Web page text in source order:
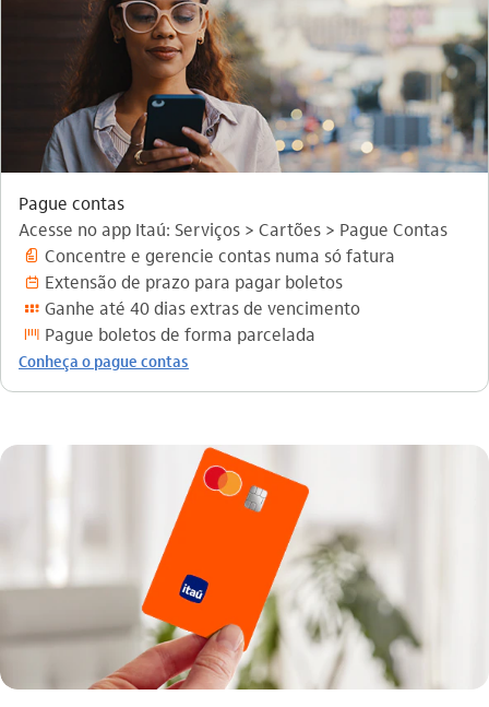
Pague contas
Acesse no app Itaú: Serviços > Cartões > Pague Contas
fatura_outline Concentre e gerencie contas numa só fatura
calendario_outline Extensão de prazo para pagar boletos
programa_de_pontos_outline Ganhe até 40 dias extras de vencimento
codigo_de_barras Pague boletos de forma parcelada
Conheça o pague contas